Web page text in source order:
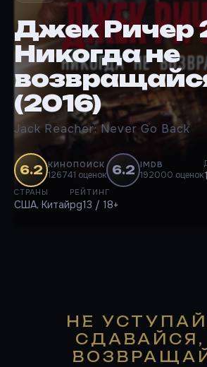
Джек Ричер
Никогда не
(2016)
Jack Reacher: Never Go Back
6.2 КИНОПОИСК
126741 оценок 6.2 IMDB
192000 оценок
СТРАНЫ
США, Китай
РЕЙТИНГ
pg13 / 18+
НЕ
СДАВАЙСЯ,